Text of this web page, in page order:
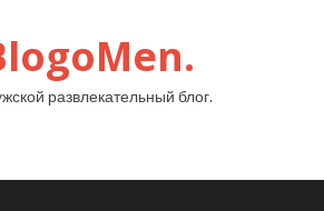
развлекательный блог.